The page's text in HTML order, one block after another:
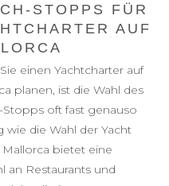
STOPPS FÜR
AUF
einen Yachtcharter auf
planen, ist die Wahl des
Stopps oft fast genauso
wie die Wahl der Yacht
Mallorca bietet eine
an Restaurants und